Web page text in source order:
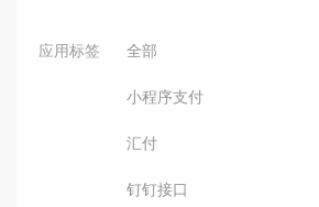
应用标签 全部
小程序支付
汇付
钉钉接口